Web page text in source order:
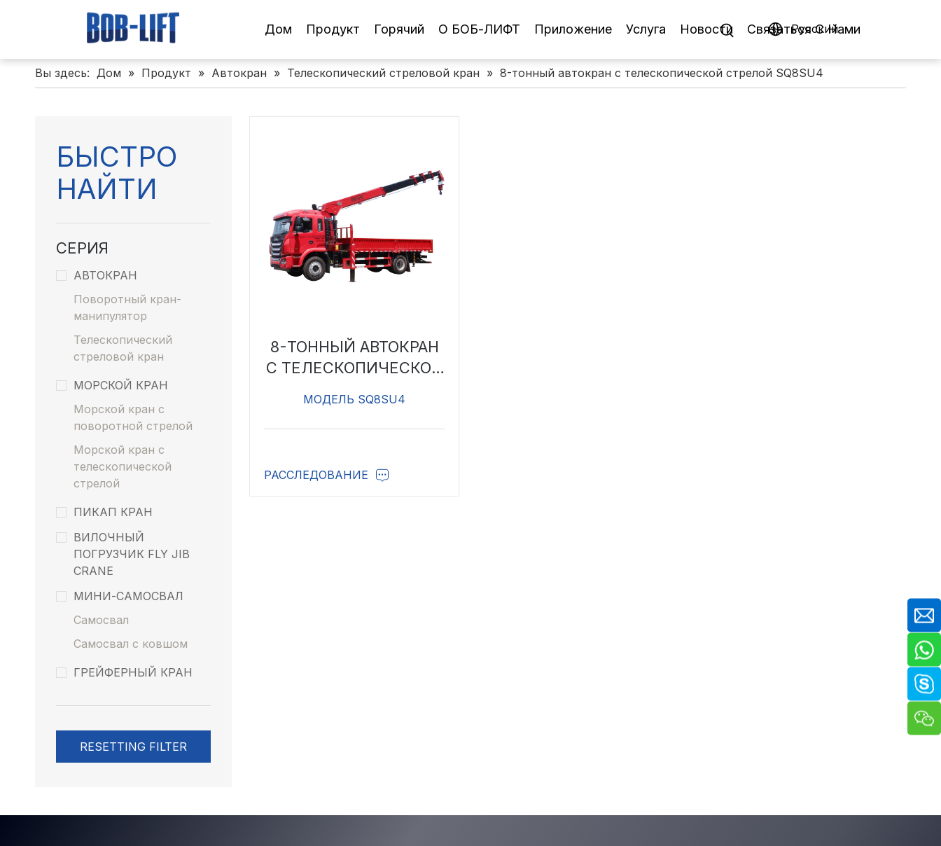
Дом Продукт Горячий О БОБ-ЛИФТ Приложение Услуга Новости Связаться C Hами
Pусский
Вы здесь: Дом » Продукт » Автокран » Телескопический стреловой кран » 8-тонный автокран с телескопической стрелой SQ8SU4
БЫСТРО
НАЙТИ
СЕРИЯ
АВТОКРАН
Поворотный кран-
манипулятор
Телескопический
стреловой кран
МОРСКОЙ КРАН
Морской кран с
поворотной стрелой
Морской кран с
телескопической
стрелой
ПИКАП КРАН
ВИЛОЧНЫЙ
ПОГРУЗЧИК FLY JIB
CRANE
МИНИ-САМОСВАЛ
Самосвал
Самосвал с ковшом
ГРЕЙФЕРНЫЙ КРАН
RESETTING FILTER
8-ТОННЫЙ АВТОКРАН
С ТЕЛЕСКОПИЧЕСКОЙ
МОДЕЛЬ SQ8SU4
РАССЛЕДОВАНИЕ